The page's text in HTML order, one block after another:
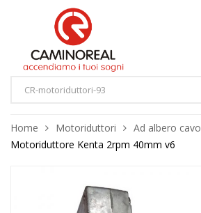
Home Motoriduttori Ad albero cavo
Motoriduttore Kenta 2rpm 40mm v6